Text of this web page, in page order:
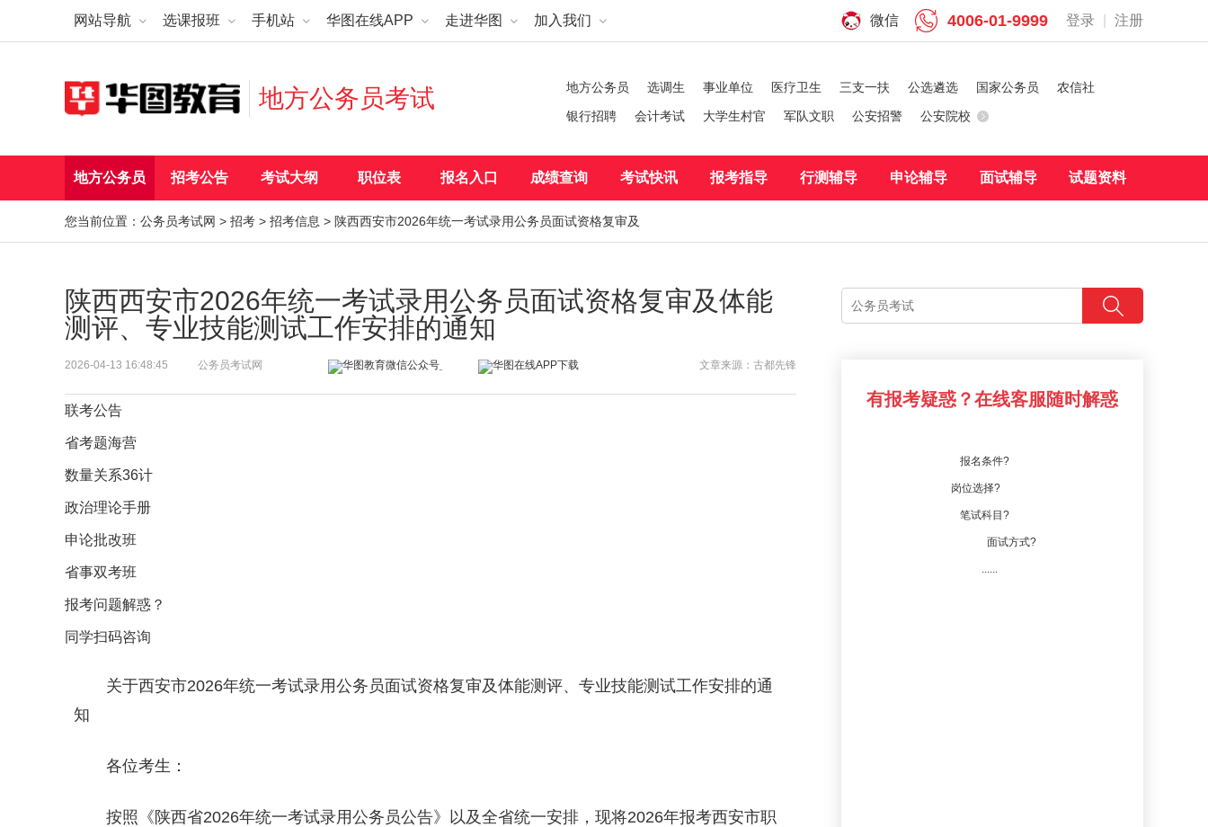
网站导航 选课报班 手机站 华图在线APP 走进华图 加入我们 登录 注册
4006-01-9999
微信
地方公务员考试 地方公务员 选调生 事业单位 医疗卫生 三支一扶 公选遴选 国家公务员
农信社
银行招聘
会计考试 大学生村官 军队文职 公安招警 公安院校
地方公务员 招考公告 考试大纲 职位表 报名入口 成绩查询 考试快讯 报考指导 行测辅导 申论辅导 面试辅导 试题资料
您当前位置： 公务员考试网 > 招考 > 招考信息 > 陕西西安市2026年统一考试录用公务员面试资格复审及
陕西西安市2026年统一考试录用公务员面试资格复审及体能
测评、专业技能测试工作安排的通知
2026-04-13 16:48:45 公务员考试网 文章来源：古都先锋
联考公告
省考题海营
数量关系36计
政治理论手册
申论批改班
省事双考班
报考问题解惑？
同学扫码咨询
关于西安市2026年统一考试录用公务员面试资格复审及体能测评、专业技能测试工作安排的通
知
各位考生：
按照《陕西省2026年统一考试录用公务员公告》以及全省统一安排，现将2026年报考西安市职
有报考疑惑？在线客服随时解惑
报名条件?
岗位选择?
笔试科目?
面试方式?
......